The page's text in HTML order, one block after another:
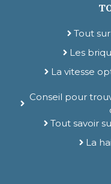
Tout
Les
La vitesse
Conseil pour
Tout savoir
La